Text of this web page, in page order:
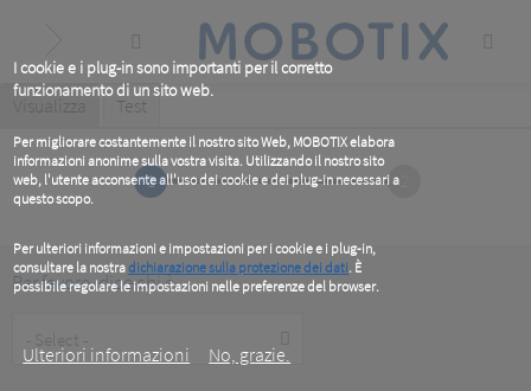
I cookie e i plug-in sono importanti per il corretto
funzionamento di un sito web.
Per migliorare costantemente il nostro sito Web, MOBOTIX elabora
informazioni anonime sulla vostra visita. Utilizzando il nostro sito
web, l'utente acconsente all'uso dei cookie e dei plug-in necessari a
questo scopo.
Per ulteriori informazioni e impostazioni per i cookie e i plug-in,
consultare la nostradichiarazione sulla protezione dei dati. È
possibile regolare le impostazioni nelle preferenze del browser.
Ulteriori informazioni
No, grazie.
content
Primary
tabs
Visualizza (active
Test
1
Per favore, dice chi è
Type